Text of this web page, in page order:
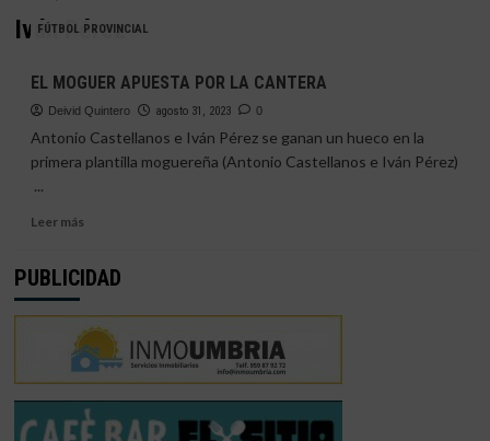
Iván Pérez
FÚTBOL PROVINCIAL
EL MOGUER APUESTA POR LA CANTERA
Deivid Quintero agosto 31, 2023 0
Antonio Castellanos e Iván Pérez se ganan un hueco en la
primera plantilla moguereña (Antonio Castellanos e Iván Pérez)
...
Leer másLeer
EL
APUESTA
POR
LA
CANTERA
PUBLICIDAD